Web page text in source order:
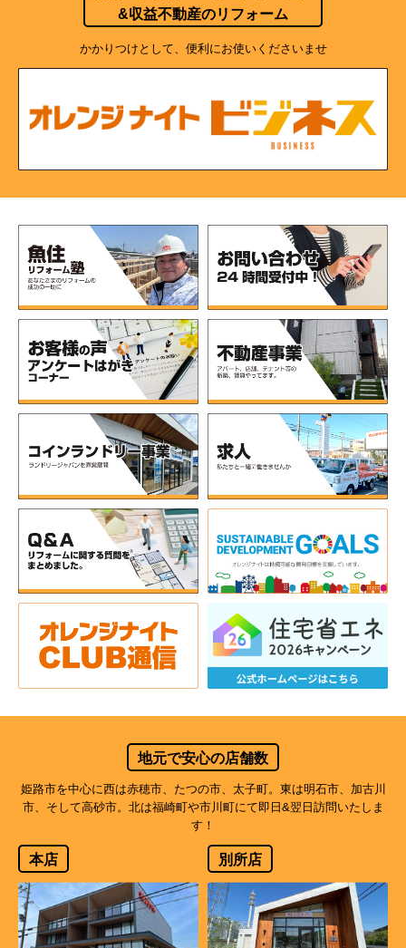
&収益不動産のリフォーム
かかりつけとして、便利にお使いくださいませ
地元で安心の店舗数
姫路市を中心に西は赤穂市、たつの市、太子町。東は明石市、加古川
市、そして高砂市。北は福崎町や市川町にて即日&翌日訪問いたしま
す！
本店 別所店